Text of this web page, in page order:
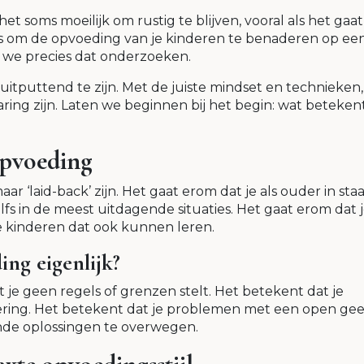
soms moeilijk om rustig te blijven, vooral als het
om de opvoeding van je kinderen te benaderen op
precies dat onderzoeken.
te zijn. Met de juiste mindset en
zijn. Laten we beginnen bij het begin: wat
‘laid-back’ zijn. Het gaat erom dat je als ouder in
in de meest uitdagende situaties. Het gaat erom dat
kinderen dat ook kunnen leren.
eigenlijk?
geen regels of grenzen stelt. Het betekent dat je
Het betekent dat je problemen met een open
oplossingen te overwegen.